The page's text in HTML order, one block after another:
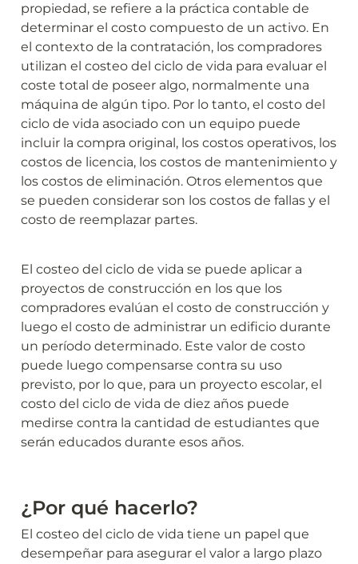
propiedad, se refiere a la práctica contable de
determinar el costo compuesto de un activo. En
el contexto de la contratación, los compradores
utilizan el costeo del ciclo de vida para evaluar el
coste total de poseer algo, normalmente una
máquina de algún tipo. Por lo tanto, el costo del
ciclo de vida asociado con un equipo puede
incluir la compra original, los costos operativos, los
costos de licencia, los costos de mantenimiento y
los costos de eliminación. Otros elementos que
se pueden considerar son los costos de fallas y el
costo de reemplazar partes.
El costeo del ciclo de vida se puede aplicar a
proyectos de construcción en los que los
compradores evalúan el costo de construcción y
luego el costo de administrar un edificio durante
un período determinado. Este valor de costo
puede luego compensarse contra su uso
previsto, por lo que, para un proyecto escolar, el
costo del ciclo de vida de diez años puede
medirse contra la cantidad de estudiantes que
serán educados durante esos años.
¿Por qué hacerlo?
El costeo del ciclo de vida tiene un papel que
desempeñar para asegurar el valor a largo plazo